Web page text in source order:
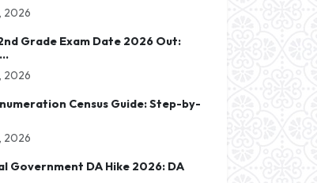
2026
Grade Exam Date 2026 Out:
2026
Census Guide: Step-by-
2026
Government DA Hike 2026: DA